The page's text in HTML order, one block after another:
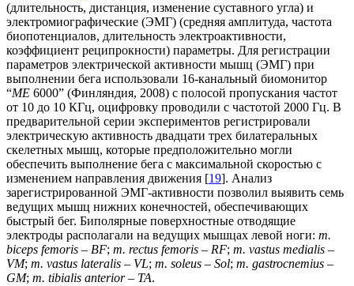
(длительность, дистанция, изменение суставного угла) и
электромиографические (ЭМГ) (средняя амплитуда, частота
биопотенциалов, длительность электроактивности,
коэффициент реципрокности) параметры. Для регистрации
параметров электрической активности мышц (ЭМГ) при
выполнении бега использовали 16-канальный биомонитор
“ME 6000” (Финляндия, 2008) с полосой пропускания частот
от 10 до 10 КГц, оцифровку проводили с частотой 2000 Гц. В
предварительной серии экспериментов регистрировали
электрическую активность двадцати трех билатеральных
скелетных мышц, которые предположительно могли
обеспечить выполнение бега с максимальной скоростью с
изменением направления движения [19]. Анализ
зарегистрированной ЭМГ-активности позволил выявить семь
ведущих мышц нижних конечностей, обеспечивающих
быстрый бег. Биполярные поверхностные отводящие
электроды располагали на ведущих мышцах левой ноги: m.
biceps femoris – BF; m. rectus femoris – RF; m. vastus medialis –
VM; m. vastus lateralis – VL; m. soleus – Sol; m. gastrocnemius –
GM; m. tibialis anterior – TA.